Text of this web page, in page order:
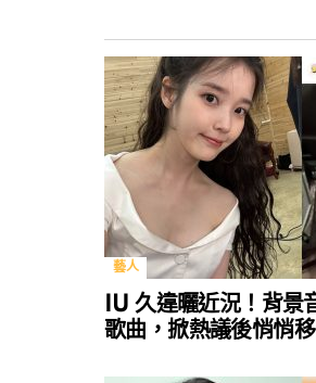
藝人
IU 久違曬近況！背景
歌曲，掀熱議後悄悄